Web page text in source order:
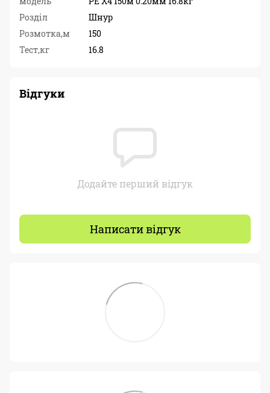
Розділ
Шнур
Розмотка,м
150
Тест,кг
16.8
Відгуки
Додайте перший відгук
Написати відгук